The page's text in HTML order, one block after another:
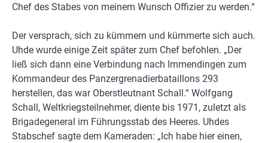
Chef des Stabes von meinem Wunsch Offizier zu werden.“
Der versprach, sich zu kümmern und kümmerte sich auch.
Uhde wurde einige Zeit später zum Chef befohlen. „Der
ließ sich dann eine Verbindung nach Immendingen zum
Kommandeur des Panzergrenadierbataillons 293
herstellen, das war Oberstleutnant Schall.“ Wolfgang
Schall, Weltkriegsteilnehmer, diente bis 1971, zuletzt als
Brigadegeneral im Führungsstab des Heeres. Uhdes
Stabschef sagte dem Kameraden: „Ich habe hier einen,